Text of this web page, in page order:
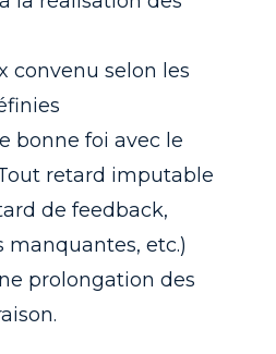
convenu selon les
bonne foi avec le
retard imputable
de feedback,
manquantes, etc.)
prolongation des